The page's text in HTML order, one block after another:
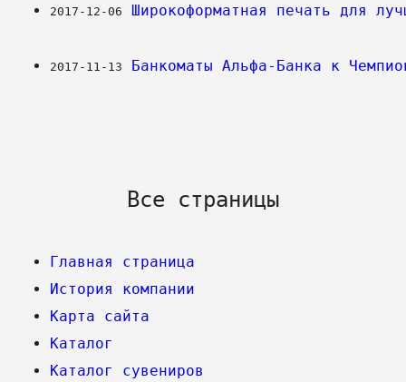
2017-12-06 Широкоформатная печать для
2017-11-13 Банкоматы Альфа-Банка к
Все страницы
Главная страница
История компании
Карта сайта
Каталог
Каталог сувениров